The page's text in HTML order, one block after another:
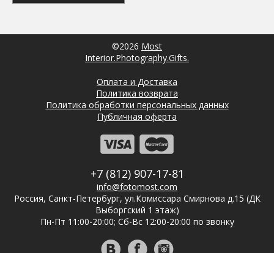
©2026 Most
Interior.Photography.Gifts.
Оплата и Доставка
Политика возврата
Политика обработки персональных данных
Публичная оферта
+7 (812) 907-17-81
info@fotomost.com
Россия, Санкт-Петербург, ул.Комиссара Смирнова д.15 (ДК
Выборгский 1 этаж)
Пн-Пт 11:00-20:00; Сб-Вс 12:00-20:00 по звонку